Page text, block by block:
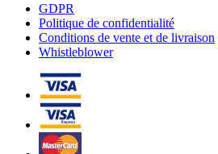
GDPR
Politique de confidentialité
Conditions de vente et de livraison
Whistleblower